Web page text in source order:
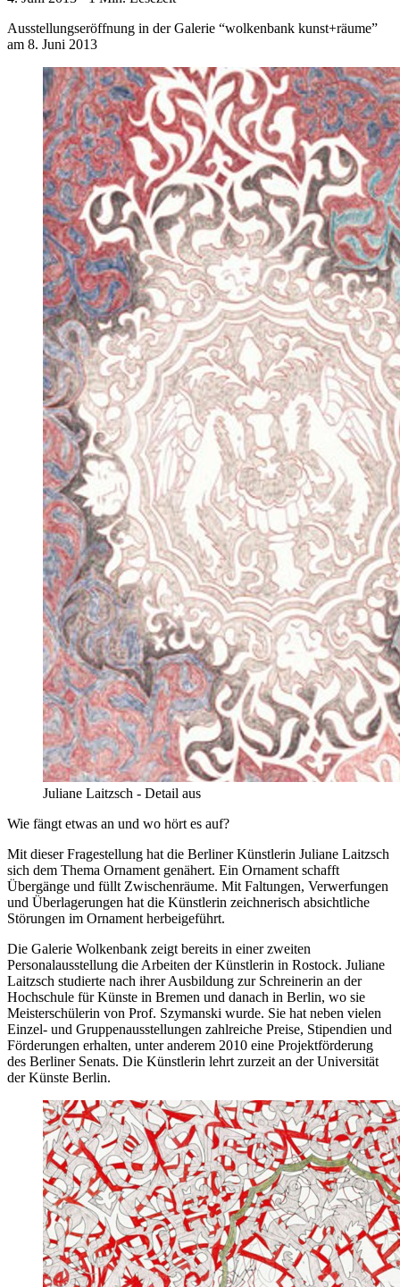
Ausstellungseröffnung in der Galerie “wolkenbank kunst+räume”
am 8. Juni 2013
Juliane Laitzsch - Detail aus
Wie fängt etwas an und wo hört es auf?
Mit dieser Fragestellung hat die Berliner Künstlerin Juliane Laitzsch
sich dem Thema Ornament genähert. Ein Ornament schafft
Übergänge und füllt Zwischenräume. Mit Faltungen, Verwerfungen
und Überlagerungen hat die Künstlerin zeichnerisch absichtliche
Störungen im Ornament herbeigeführt.
Die Galerie Wolkenbank zeigt bereits in einer zweiten
Personalausstellung die Arbeiten der Künstlerin in Rostock. Juliane
Laitzsch studierte nach ihrer Ausbildung zur Schreinerin an der
Hochschule für Künste in Bremen und danach in Berlin, wo sie
Meisterschülerin von Prof. Szymanski wurde. Sie hat neben vielen
Einzel- und Gruppenausstellungen zahlreiche Preise, Stipendien und
Förderungen erhalten, unter anderem 2010 eine Projektförderung
des Berliner Senats. Die Künstlerin lehrt zurzeit an der Universität
der Künste Berlin.